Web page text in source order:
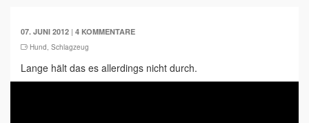
07. JUNI 2012 | 4 KOMMENTARE
Hund, Schlagzeug
Lange hält das es allerdings nicht durch.